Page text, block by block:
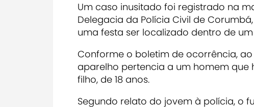
Um caso inusitado foi registrado na
Delegacia da Polícia Civil de
uma festa ser localizado dentro de
Conforme o boletim de ocorrência,
aparelho pertencia a um homem
filho, de 18 anos.
Segundo relato do jovem à polícia, o